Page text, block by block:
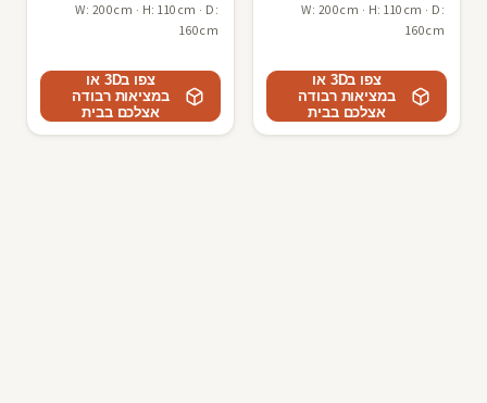
W: 200cm · H: 110cm · D:
160cm
צפו ב3D או
במציאות רבודה
אצלכם בבית
W: 200cm · H: 110cm · D:
160cm
צפו ב3D או
במציאות רבודה
אצלכם בבית